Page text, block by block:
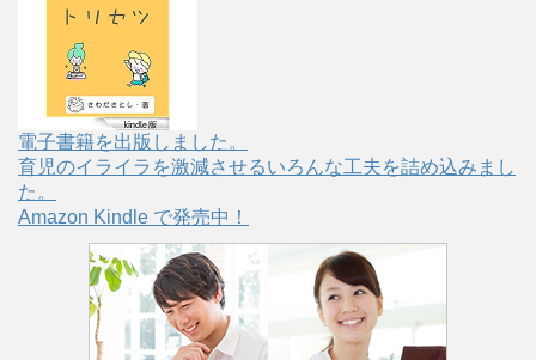
電子書籍を出版しました。
育児のイライラを激減させるいろんな工夫を詰め込みまし
た。
Amazon Kindle で発売中！